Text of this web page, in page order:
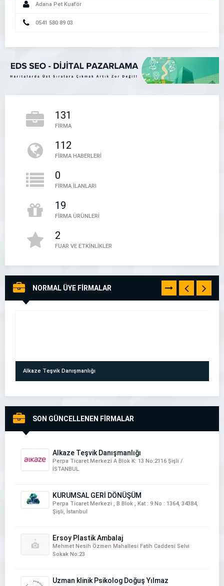
Akıllı Telefon Kullanıcıları İşletmenizi Nasıl Buluyor?
Adana Pet Kuaför
0541 580 89 03
Bu Firma – Firma Rehberi
05394497888
131
FİRMA
112
FİRMA HABERLERİ
0
FİRMA İLANLARI
19
FİRMA ÜRÜNLERİ
2
FUAR VE ETKİNLİKLER
NORMAL ÜYE FİRMALAR TÜMÜNÜ
GÖR
Alkaze Teşvik Danışmanlığı
NartDeco İtalyan Boya & İtalyan Sıva Uygulamaları
SON GÜNCELLENEN FİRMALAR
Alkaze Teşvik Danışmanlığı
Perpa Ticaret Merkezi A Blok K: 13 No:2116 Şişli /
İSTANBUL
KURUMSAL GERİ DÖNÜŞÜM
Perpa Ticaret Merkezi , B Blok , Kat : 9 No : 1364, 34384,
Şişli, İstanbul
Ersoy Plastik Ambalaj
Mehmet Nesih Özmen Mahallesi Fatih Caddesi Selvi
Sokak No:23
Uzman klinik Psikolog Doğuş Yılmaz